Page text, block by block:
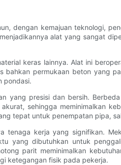
dengan kemajuan teknologi,
alat yang sangat
keras lainnya. Alat ini
permukaan beton yang
pondasi.
yang presisi dan bersih.
sehingga meminimalkan
tepat untuk penempatan pipa,
kerja yang signifikan.
yang dibutuhkan untuk
parit meminimalkan
ketegangan fisik pada pekerja.